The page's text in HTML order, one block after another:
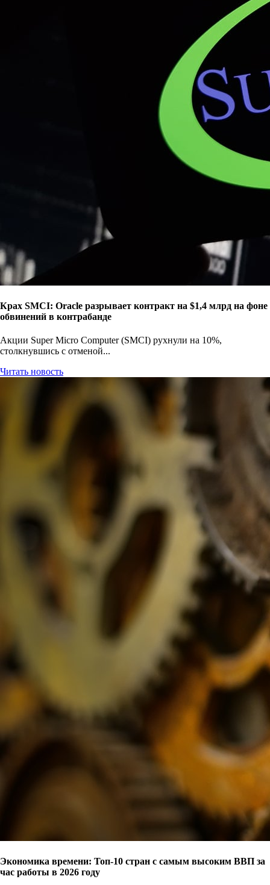
Крах SMCI: Oracle разрывает контракт на $1,4 млрд на фоне
обвинений в контрабанде
Акции Super Micro Computer (SMCI) рухнули на 10%,
столкнувшись с отменой...
Читать новость
Экономика времени: Топ-10 стран с самым высоким ВВП за
час работы в 2026 году